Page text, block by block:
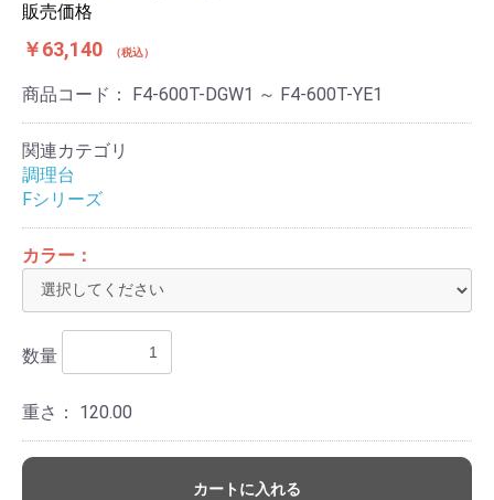
販売価格
￥63,140 税込
商品コード： F4-600T-DGW1 ～ F4-600T-YE1
関連カテゴリ
調理台
Fシリーズ
カラー：
数量
重さ： 120.00
カートに入れる